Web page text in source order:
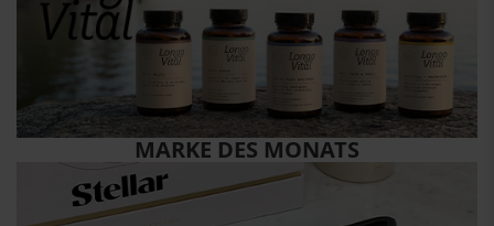
MARKE DES MONATS